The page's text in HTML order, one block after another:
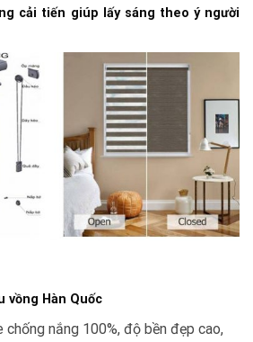
cải tiến giúp lấy sáng theo ý người
vồng Hàn Quốc
nắng 100%, độ bền đẹp cao,